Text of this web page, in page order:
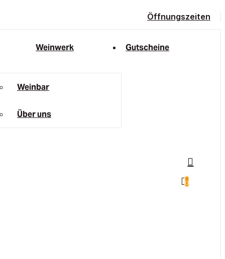
Öffnungszeiten
Weinwerk
Weinbar
Über uns
Gutscheine
0